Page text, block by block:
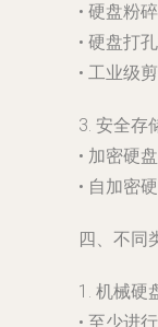
• 硬盘粉
• 硬盘打
• 工业级
3. 安全存
• 加密硬
• 自加密
四、不同
1. 机械硬
• 至少进